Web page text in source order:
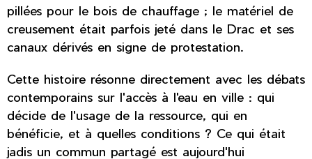
pillées pour le bois de chauffage ; le matériel de
creusement était parfois jeté dans le Drac et ses
canaux dérivés en signe de protestation.
Cette histoire résonne directement avec les débats
contemporains sur l'accès à l'eau en ville : qui
décide de l'usage de la ressource, qui en
bénéficie, et à quelles conditions ? Ce qui était
jadis un commun partagé est aujourd'hui